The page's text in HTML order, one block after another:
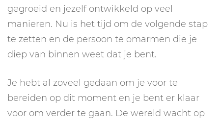
gegroeid en jezelf ontwikkeld op veel
manieren. Nu is het tijd om de volgende stap
te zetten en de persoon te omarmen die je
diep van binnen weet dat je bent.
Je hebt al zoveel gedaan om je voor te
bereiden op dit moment en je bent er klaar
voor om verder te gaan. De wereld wacht op